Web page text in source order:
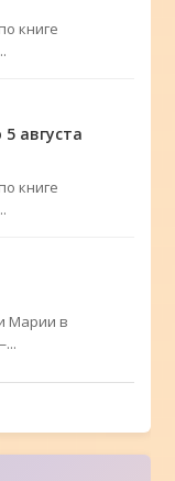
книге
августа
книге
Марии в